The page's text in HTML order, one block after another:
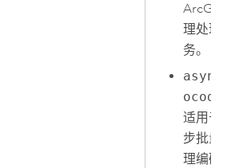
ArcGIS
理处理
务。
ocode
适用于
步批量
理编码